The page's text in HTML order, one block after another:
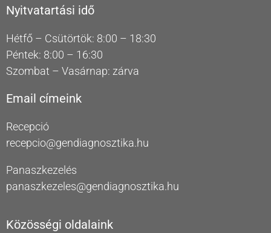
Nyitvatartási idő
Hétfő – Csütörtök: 8:00 – 18:30
Péntek: 8:00 – 16:30
Szombat – Vasárnap: zárva
Email címeink
Recepció
recepcio@gendiagnosztika.hu
Panaszkezelés
panaszkezeles@gendiagnosztika.hu
Közösségi oldalaink